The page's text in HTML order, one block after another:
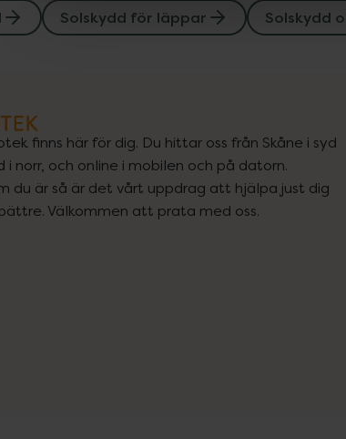
Solskydd för läppar Solskydd
finns här för dig. Du hittar oss från Skåne i syd
i norr, och online i mobilen och på datorn.
du är så är det vårt uppdrag att hjälpa just dig
Välkommen att prata med oss.